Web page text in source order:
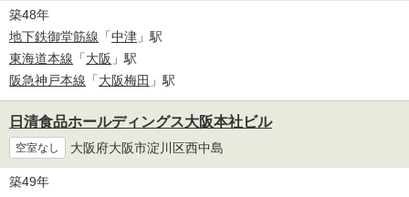
築48年
地下鉄御堂筋線 「中津 」駅
東海道本線 「大阪 」駅
阪急神戸本線 「大阪梅田 」駅
日清食品ホールディングス大阪本社ビル
空室なし 大阪府大阪市淀川区西中島
築49年